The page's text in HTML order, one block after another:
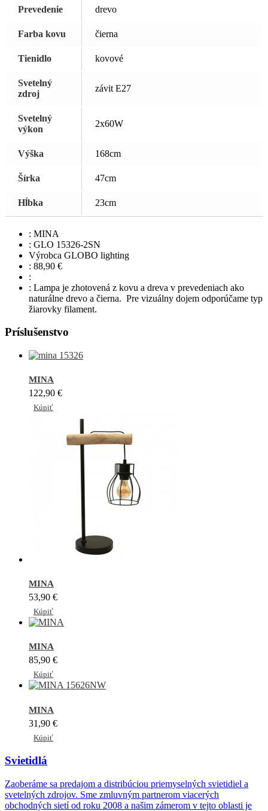
Prevedenie drevo
Farba kovu čierna
Tienidlo kovové
Svetelný
zdroj
závit E27
Svetelný
výkon
2x60W
Výška 168cm
Šírka 47cm
Hĺbka 23cm
: MINA
: GLO 15326-2SN
Výrobca GLOBO lighting
: 88,90 €
:
: Lampa je zhotovená z kovu a dreva v prevedeniach ako
naturálne drevo a čierna. Pre vizuálny dojem odporúčame typ
žiarovky filament.
Príslušenstvo
MINA
122,90 €
Kúpiť
MINA
53,90 €
Kúpiť
MINA
85,90 €
Kúpiť
MINA
31,90 €
Kúpiť
Svietidlá
Zaoberáme sa predajom a distribúciou priemyselných svietidiel a
svetelných zdrojov. Sme zmluvným partnerom viacerých
obchodných sietí od roku 2008 a našim zámerom v tejto oblasti je